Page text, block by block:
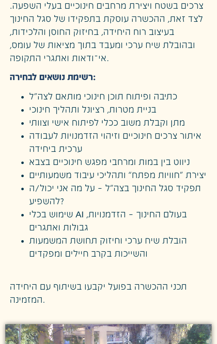
צרכים בשטח ויצירת מרחבים חינוכיים בעלי השפעה.
לצד זאת, ההכשרה עוסקת בתפקידו של סגל החינוך
בעיצוב רוח היחידה, בחיזוק החוסן והלכידות,
ובהובלת שיח ערכי ומעבד בתוך מציאות של עומס,
אי־ודאות ואתגרי התקופה.
רשימת נושאים לבחירה:
כתיבה ופיתוח תוכן חינוכי מותאם לצה״ל
בניית מטרות, רציונל ותהליך חינוכי
מתן וקבלת משוב ככלי לפיתוח אישי וצוותי
איתור צרכים חינוכיים וזיהוי הזדמנויות לעבודה
ערכית ביחידה
ניווט בין במות ומרחבי מפגש חינוכיים בצבא
יצירת “חוויות מפתח” ותהליכי עיבוד משמעותיים
תפקיד סגל החינוך בצה״ל – על מה אני יכול/ה
להשפיע?
שימוש בכלי AI בעולם החינוך – הזדמנויות,
גבולות ואתגרים
הובלת שיח ערכי וחיזוק תחושת המשמעות
והשייכות בקרב חיילים ומפקדים
תכני ההכשרה בפועל יקבעו בשיתוף עם היחידה
המזמינה.